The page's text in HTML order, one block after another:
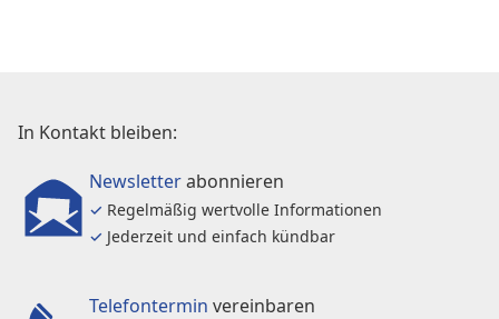
In Kontakt bleiben:
Newsletterabonnieren
✓ Regelmäßig wertvolle Informationen
✓ Jederzeit und einfach kündbar
Telefontermin vereinbaren